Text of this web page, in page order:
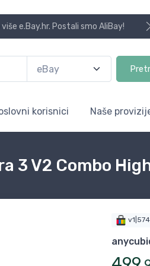
više e.Bay.hr. Postali smo AliBay!
korisnici Naše
3 V2 Combo